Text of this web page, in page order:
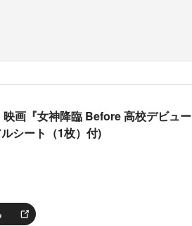
映画『女神降臨 Before 高校デビュー
シート（1枚）付)